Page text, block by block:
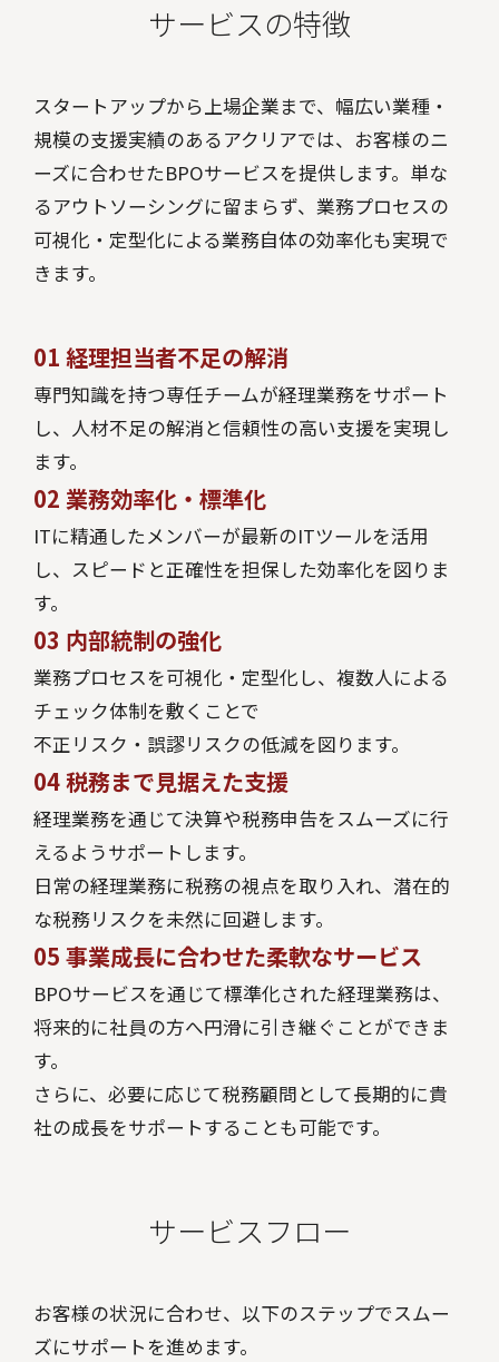
サービスの特徴
スタートアップから上場企業まで、幅広い業種・
規模の支援実績のあるアクリアでは、お客様のニ
ーズに合わせたBPOサービスを提供します。単な
るアウトソーシングに留まらず、業務プロセスの
可視化・定型化による業務自体の効率化も実現で
きます。
01 経理担当者不足の解消
専門知識を持つ専任チームが経理業務をサポート
し、人材不足の解消と信頼性の高い支援を実現し
ます。
02 業務効率化・標準化
ITに精通したメンバーが最新のITツールを活用
し、スピードと正確性を担保した効率化を図りま
す。
03 内部統制の強化
業務プロセスを可視化・定型化し、複数人による
チェック体制を敷くことで
不正リスク・誤謬リスクの低減を図ります。
04税務まで見据えた支援
経理業務を通じて決算や税務申告をスムーズに行
えるようサポートします。
日常の経理業務に税務の視点を取り入れ、潜在的
な税務リスクを未然に回避します。
05 事業成長に合わせた柔軟なサービス
BPOサービスを通じて標準化された経理業務は、
将来的に社員の方へ円滑に引き継ぐことができま
す。
さらに、必要に応じて税務顧問として長期的に貴
社の成長をサポートすることも可能です。
サービスフロー
お客様の状況に合わせ、以下のステップでスムー
ズにサポートを進めます。